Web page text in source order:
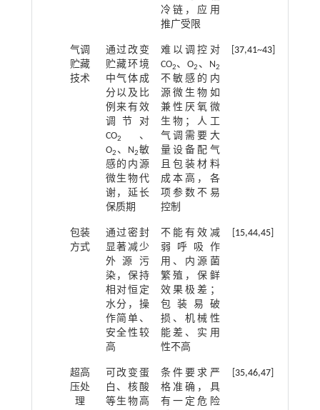
冷链，应用
推广受限
气调
贮藏
技术
通过改变
贮藏环境
中气体成
分以及比
例来有效
调节对
CO2
、
O2 、N2敏
感的内源
微生物代
谢，延长
保质期
难以调控对
CO2、O2 、N2
不敏感的内
源微生物如
兼性厌氧微
生物；人工
气调需要大
量设备配气
且包装材料
成本高，各
项参数不易
控制
37,41~43]
包装
方式
通过密封
显著减少
外源污
染，保持
相对恒定
水分，操
作简单、
安全性较
高
不能有效减
弱呼吸作
用、内源菌
繁殖，保鲜
效果极差；
包装易破
损、机械性
能差、实用
性不高
15,44,45
超高
压处
理
可改变蛋
白、核酸
等生物高
条件要求严
格准确，具
有一定危险
35,46,47